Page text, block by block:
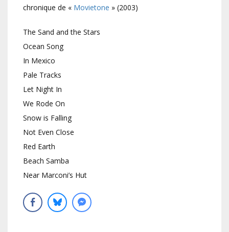
chronique de « Movietone » (2003)
The Sand and the Stars
Ocean Song
In Mexico
Pale Tracks
Let Night In
We Rode On
Snow is Falling
Not Even Close
Red Earth
Beach Samba
Near Marconi’s Hut